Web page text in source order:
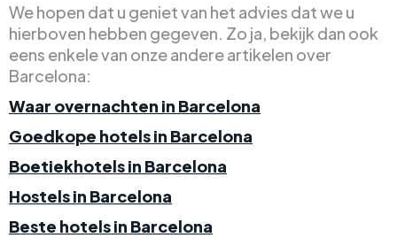
We hopen dat u geniet van het advies dat we u
hierboven hebben gegeven. Zo ja, bekijk dan ook
eens enkele van onze andere artikelen over
Barcelona:
Waar overnachten in Barcelona
Goedkope hotels in Barcelona
Boetiekhotels in Barcelona
Hostels in Barcelona
Beste hotels in Barcelona